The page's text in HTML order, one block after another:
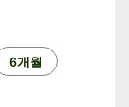
6개월